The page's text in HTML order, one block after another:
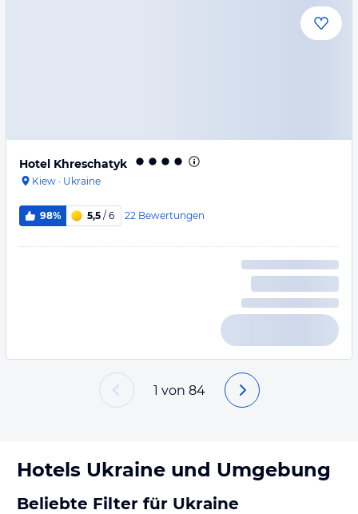
Hotel Khreschatyk
Kiew · Ukraine
98% 5,5 / 6 22 Bewertungen
1 von 84
Hotels Ukraine und Umgebung
Beliebte Filter für Ukraine